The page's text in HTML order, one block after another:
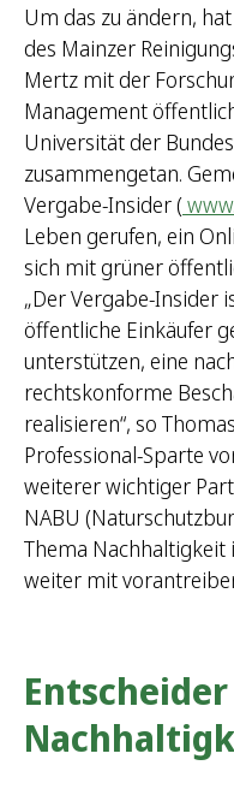
Um das zu ändern,
des Mainzer
Mertz mit der
Management
Universität der
zusammengetan.
Vergabe-Insider (
Leben gerufen, ein
sich mit grüner
„Der Vergabe-Insider
öffentliche Einkäufer
unterstützen, eine
rechtskonforme
realisieren“, so
Professional-Sparte
weiterer wichtiger
NABU
Thema
weiter mit